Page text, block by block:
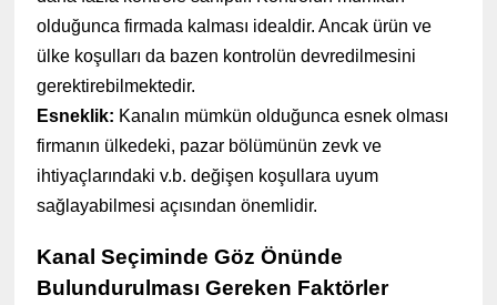
olduğunca firmada kalması idealdir. Ancak ürün ve
ülke koşulları da bazen kontrolün devredilmesini
gerektirebilmektedir.
Esneklik: Kanalın mümkün olduğunca esnek olması
firmanın ülkedeki, pazar bölümünün zevk ve
ihtiyaçlarındaki v.b. değişen koşullara uyum
sağlayabilmesi açısından önemlidir.
Kanal Seçiminde Göz Önünde
Bulundurulması Gereken Faktörler